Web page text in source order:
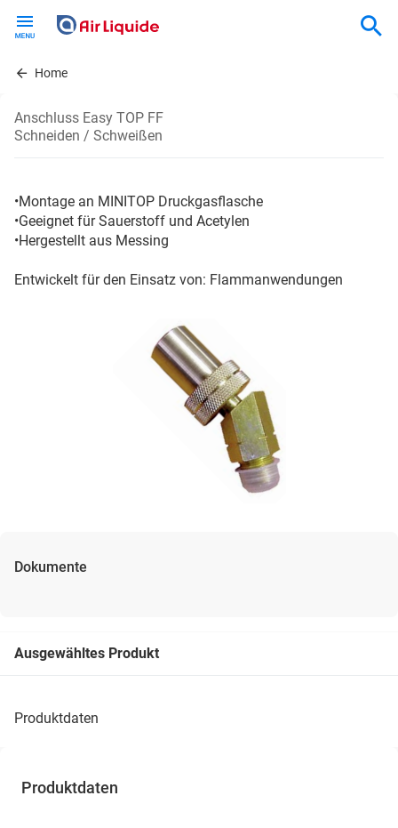
contentHome
Anschluss Easy TOP FF
Schneiden / Schweißen
•Montage an MINITOP Druckgasflasche
•Geeignet für Sauerstoff und Acetylen
•Hergestellt aus Messing
Entwickelt für den Einsatz von: Flammanwendungen
Dokumente
Ausgewähltes Produkt
produktdaten
Produktdaten